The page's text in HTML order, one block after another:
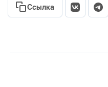
Ссылка